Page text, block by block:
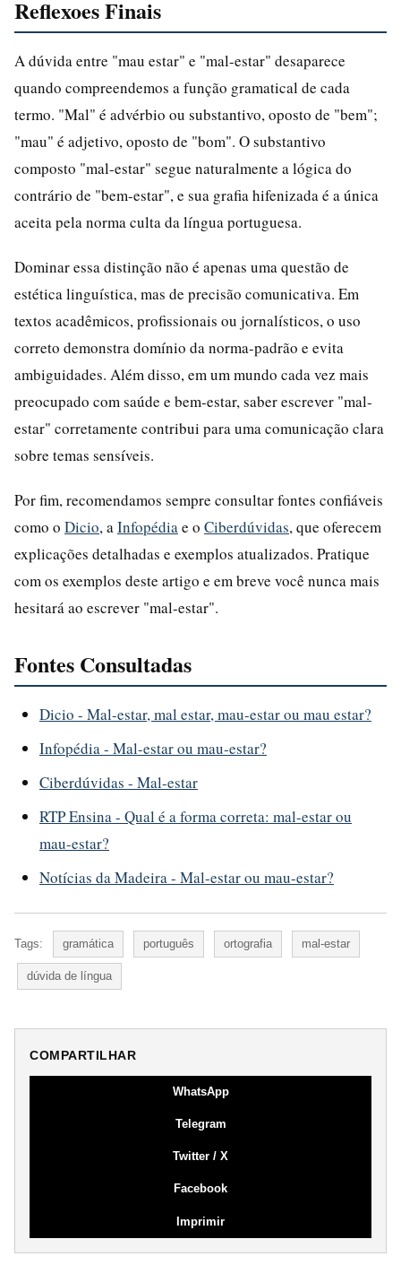
Reflexoes Finais
A dúvida entre "mau estar" e "mal-estar" desaparece
quando compreendemos a função gramatical de cada
termo. "Mal" é advérbio ou substantivo, oposto de "bem";
"mau" é adjetivo, oposto de "bom". O substantivo
composto "mal-estar" segue naturalmente a lógica do
contrário de "bem-estar", e sua grafia hifenizada é a única
aceita pela norma culta da língua portuguesa.
Dominar essa distinção não é apenas uma questão de
estética linguística, mas de precisão comunicativa. Em
textos acadêmicos, profissionais ou jornalísticos, o uso
correto demonstra domínio da norma-padrão e evita
ambiguidades. Além disso, em um mundo cada vez mais
preocupado com saúde e bem-estar, saber escrever "mal-
estar" corretamente contribui para uma comunicação clara
sobre temas sensíveis.
Por fim, recomendamos sempre consultar fontes confiáveis
como o Dicio, a Infopédia e o Ciberdúvidas, que oferecem
explicações detalhadas e exemplos atualizados. Pratique
com os exemplos deste artigo e em breve você nunca mais
hesitará ao escrever "mal-estar".
Fontes Consultadas
Dicio - Mal-estar, mal estar, mau-estar ou mau estar?
Infopédia - Mal-estar ou mau-estar?
Ciberdúvidas - Mal-estar
RTP Ensina - Qual é a forma correta: mal-estar ou
mau-estar?
Notícias da Madeira - Mal-estar ou mau-estar?
Tags: gramática português ortografia mal-estar
dúvida de língua
COMPARTILHAR
WhatsApp
Telegram
Twitter / X
Facebook
Imprimir